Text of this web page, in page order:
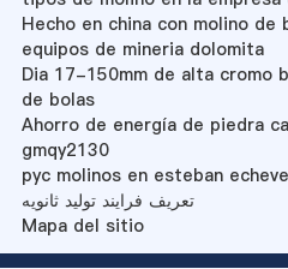
Hecho en china con molino de
equipos de mineria dolomita
Dia 17-150mm de alta cromo
de bolas
Ahorro de energía de piedra
gmqy2130
pyc molinos en esteban
تعریف فرایند تولید ثانویه
Mapa del sitio